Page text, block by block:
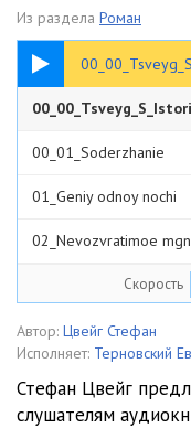
Из раздела Роман
00:33
00_01_Soderzhanie
01_Geniy odnoy nochi
02_Nevozvratimoe
03_Otkrytie Eldorado
04_Borba za Yuzhnyy
Скорость
Автор: Цвейг Стефан
Исполняет: Терновский
Стефан Цвейг
слушателям